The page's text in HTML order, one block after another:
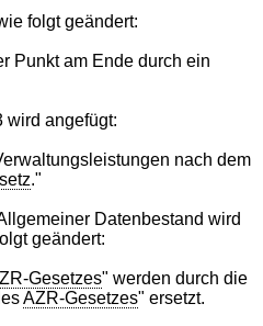
folgt geändert:
Punkt am Ende durch ein
wird angefügt:
nach dem
."
Datenbestand wird
geändert:
Gesetzes" werden durch die
AZR-Gesetzes" ersetzt.